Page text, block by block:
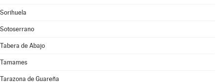
Sorihuela
Sotoserrano
Tabera de Abajo
Tamames
Tarazona de Guareña